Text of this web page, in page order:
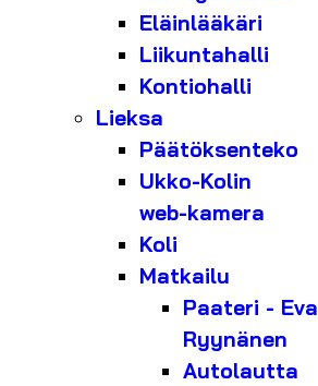
Eläinlääkäri
Liikuntahalli
Kontiohalli
Lieksa
Päätöksenteko
Ukko-Kolin
web-kamera
Koli
Matkailu
Paateri - Eva
Ryynänen
Autolautta